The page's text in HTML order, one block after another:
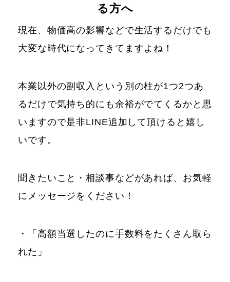
る方へ
現在、物価高の影響などで生活するだけでも
大変な時代になってきてますよね！
本業以外の副収入という別の柱が1つ2つあ
るだけで気持ち的にも余裕がでてくるかと思
いますので是非LINE追加して頂けると嬉し
いです。
聞きたいこと・相談事などがあれば、お気軽
にメッセージをください！
・「高額当選したのに手数料をたくさん取ら
れた」